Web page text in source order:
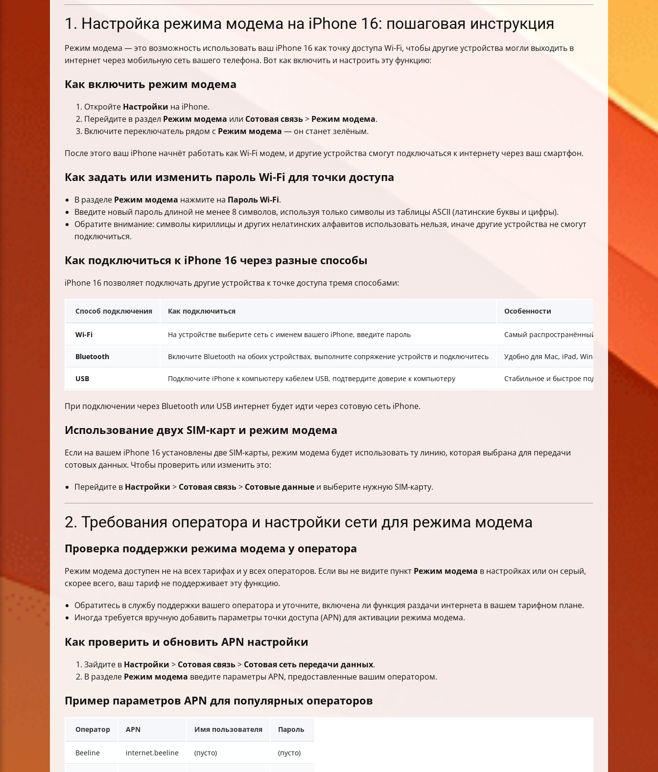
1. Настройка режима модема на iPhone 16: пошаговая инструкция
Режим модема — это возможность использовать ваш iPhone 16 как точку доступа Wi-Fi, чтобы другие устройства могли выходить в
интернет через мобильную сеть вашего телефона. Вот как включить и настроить эту функцию:
Как включить режим модема
Откройте Настройки на iPhone.
Перейдите в раздел Режим модема или Сотовая связь> Режим модема.
Включите переключатель рядом с Режим модема — он станет зелёным.
После этого ваш iPhone начнёт работать как Wi-Fi модем, и другие устройства смогут подключаться к интернету через ваш смартфон.
Как задать или изменить пароль Wi-Fi для точки доступа
В разделе Режим модема нажмите на Пароль Wi-Fi.
Введите новый пароль длиной не менее 8 символов, используя только символы из таблицы ASCII (латинские буквы и цифры).
Обратите внимание: символы кириллицы и других нелатинских алфавитов использовать нельзя, иначе другие устройства не смогут
подключиться.
Как подключиться к iPhone 16 через разные способы
iPhone 16 позволяет подключать другие устройства к точке доступа тремя способами:
Способ подключения Как подключиться Особенности
Wi-Fi На устройстве выберите сеть с именем вашего iPhone, введите пароль Самый распространённый способ
Bluetooth Включите Bluetooth на обоих устройствах, выполните сопряжение устройств и подключитесь Удобно для Mac, iPad, Windows
USB Подключите iPhone к компьютеру кабелем USB, подтвердите доверие к компьютеру Стабильное и быстрое подключение
При подключении через Bluetooth или USB интернет будет идти через сотовую сеть iPhone.
Использование двух SIM-карт и режим модема
Если на вашем iPhone 16 установлены две SIM-карты, режим модема будет использовать ту линию, которая выбрана для передачи
сотовых данных. Чтобы проверить или изменить это:
Перейдите в Настройки > Сотовая связь> Сотовые данные и выберите нужную SIM-карту.
2. Требования оператора и настройки сети для режима модема
Проверка поддержки режима модема у оператора
Режим модема доступен не на всех тарифах и у всех операторов. Если вы не видите пункт Режим модема в настройках или он серый,
скорее всего, ваш тариф не поддерживает эту функцию.
Обратитесь в службу поддержки вашего оператора и уточните, включена ли функция раздачи интернета в вашем тарифном плане.
Иногда требуется вручную добавить параметры точки доступа (APN) для активации режима модема.
Как проверить и обновить APN настройки
Зайдите в Настройки > Сотовая связь> Сотовая сеть передачи данных.
В разделе Режим модема введите параметры APN, предоставленные вашим оператором.
Пример параметров APN для популярных операторов
Оператор APN Имя пользователя Пароль
Beeline internet.beeline (пусто) (пусто)